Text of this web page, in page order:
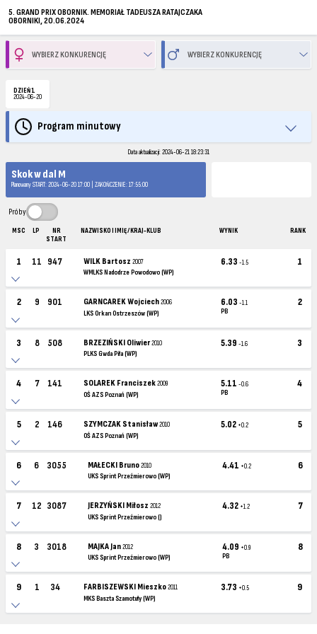
5. GRAND PRIX OBORNIK. MEMORIAŁ TADEUSZA RATAJCZAKA
OBORNIKI, 20.06.2024
DZIEŃ 1
2024-06-20
Program minutowy
Data aktualizacji: 2024-06-21 18:23:31
Skok w dal M
Planowany START: 2024-06-20 17:00 | ZAKOŃCZENIE: 17:55:00
Próby
MSC LP
NR
START
NAZWISKO I IMIĘ / KRAJ-KLUB WYNIK RANK
1 11 947 WILK Bartosz2007
WMLKS Nadodrze Powodowo (WP)
6.33-1.5 1
2 9 901 GARNCAREK Wojciech2006
LKS Orkan Ostrzeszów (WP)
6.03-1.1
PB
2
3 8 508 BRZEZIŃSKI Oliwier2010
PLKS Gwda Piła (WP)
5.39-1.6 3
4 7 141 SOLAREK Franciszek2009
OŚ AZS Poznań (WP)
5.11-0.6
PB
4
5 2 146 SZYMCZAK Stanisław2010
OŚ AZS Poznań (WP)
5.02 +0.2 5
6 6 3055 MAŁECKI Bruno2010
UKS Sprint Przeźmierowo (WP)
4.41 +0.2 6
7 12 3087 JERZYŃSKI Miłosz 2012
UKS Sprint Przeźmierowo ()
4.32 +1.2 7
8 3 3018 MAJKA Jan2012
UKS Sprint Przeźmierowo (WP)
4.09 +0.9
PB
8
9 1 34 FARBISZEWSKI Mieszko2011
MKS Baszta Szamotuły (WP)
3.73 +0.5 9